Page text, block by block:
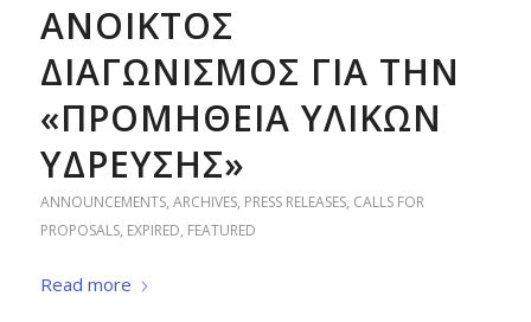
ΑΝΟΙΚΤΟΣ
ΔΙΑΓΩΝΙΣΜΟΣ ΓΙΑ ΤΗΝ
«ΠΡΟΜΗΘΕΙΑ ΥΛΙΚΩΝ
ΥΔΡΕΥΣΗΣ»
ANNOUNCEMENTS, ARCHIVES, PRESS RELEASES, CALLS FOR
PROPOSALS, EXPIRED, FEATURED
Read more